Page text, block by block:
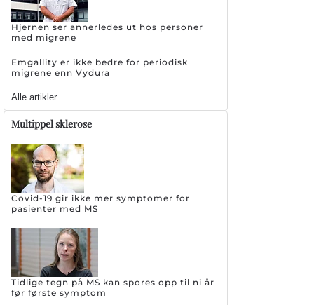
Hjernen ser annerledes ut hos personer
med migrene
Emgallity er ikke bedre for periodisk
migrene enn Vydura
Alle artikler
Multippel sklerose
Covid-19 gir ikke mer symptomer for
pasienter med MS
Tidlige tegn på MS kan spores opp til ni år
før første symptom